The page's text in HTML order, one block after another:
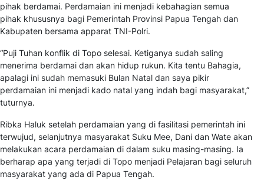
pihak berdamai. Perdamaian ini menjadi kebahagian semua
pihak khususnya bagi Pemerintah Provinsi Papua Tengah dan
Kabupaten bersama apparat TNI-Polri.
“Puji Tuhan konflik di Topo selesai. Ketiganya sudah saling
menerima berdamai dan akan hidup rukun. Kita tentu Bahagia,
apalagi ini sudah memasuki Bulan Natal dan saya pikir
perdamaian ini menjadi kado natal yang indah bagi masyarakat,”
tuturnya.
Ribka Haluk setelah perdamaian yang di fasilitasi pemerintah ini
terwujud, selanjutnya masyarakat Suku Mee, Dani dan Wate akan
melakukan acara perdamaian di dalam suku masing-masing. Ia
berharap apa yang terjadi di Topo menjadi Pelajaran bagi seluruh
masyarakat yang ada di Papua Tengah.